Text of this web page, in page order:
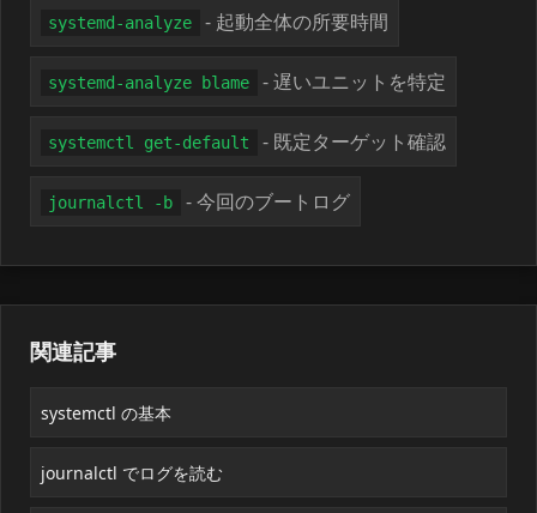
systemd-analyze - 起動全体の所要時間
systemd-analyze blame - 遅いユニットを特定
systemctl get-default - 既定ターゲット確認
journalctl -b - 今回のブートログ
関連記事
systemctl の基本
journalctl でログを読む